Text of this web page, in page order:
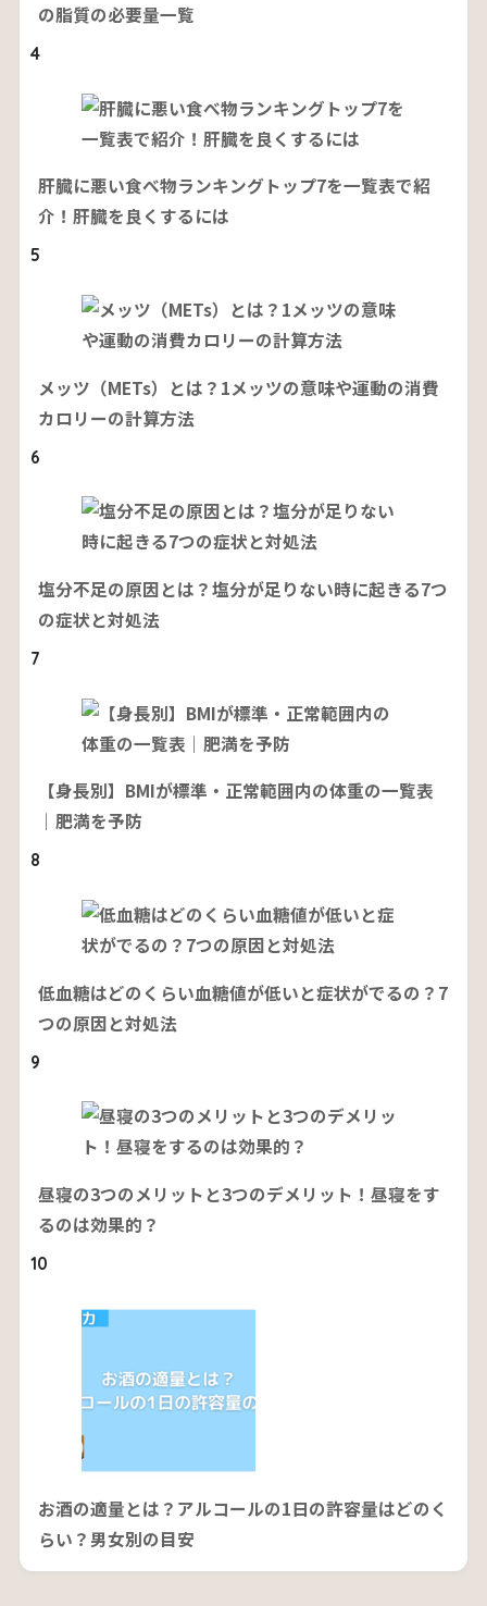
の脂質の必要量一覧
4
肝臓に悪い食べ物ランキングトップ7を一覧表で紹
介！肝臓を良くするには
5
メッツ（METs）とは？1メッツの意味や運動の消費
カロリーの計算方法
6
塩分不足の原因とは？塩分が足りない時に起きる7つ
の症状と対処法
7
【身長別】BMIが標準・正常範囲内の体重の一覧表
｜肥満を予防
8
低血糖はどのくらい血糖値が低いと症状がでるの？7
つの原因と対処法
9
昼寝の3つのメリットと3つのデメリット！昼寝をす
るのは効果的？
10
お酒の適量とは？アルコールの1日の許容量はどのく
らい？男女別の目安